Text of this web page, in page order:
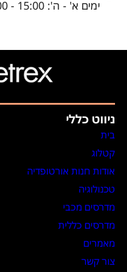
ימים א' - ה': 15:00 - 10:00
ניווט כללי
בית
קטלוג
אודות חנות אורטופדיה
טכנולוגיה
מדרסים מכבי
מדרסים כללית
מאמרים
צור קשר